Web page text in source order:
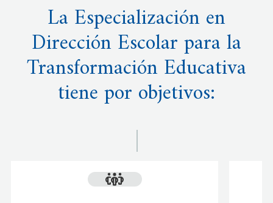
La Especialización en
Dirección Escolar para la
Transformación Educativa
tiene por objetivos: